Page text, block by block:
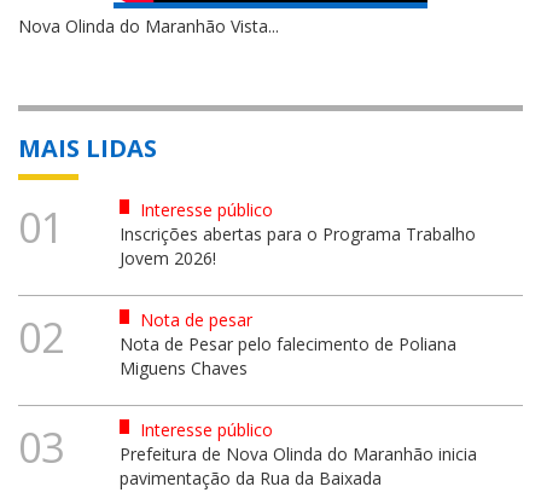
Nova Olinda do Maranhão Vista...
MAIS LIDAS
01
Interesse público
Inscrições abertas para o Programa Trabalho
Jovem 2026!
02
Nota de pesar
Nota de Pesar pelo falecimento de Poliana
Miguens Chaves
03
Interesse público
Prefeitura de Nova Olinda do Maranhão inicia
pavimentação da Rua da Baixada